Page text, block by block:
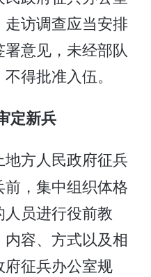
访调查应当安排
意见，未经部队
得批准入伍。
定新兵
方人民政府征兵
，集中组织体格
员进行役前教
容、方式以及相
征兵办公室规